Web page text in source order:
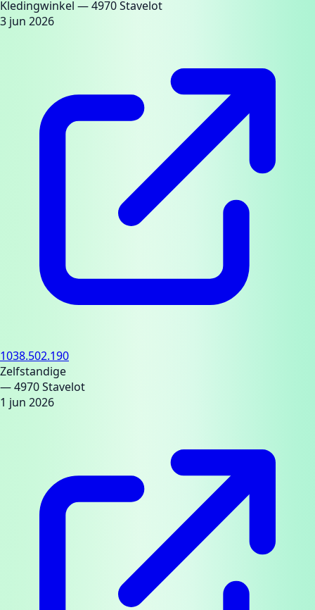
Kledingwinkel — 4970 Stavelot
3 jun 2026
1038.502.190
Zelfstandige
— 4970 Stavelot
1 jun 2026